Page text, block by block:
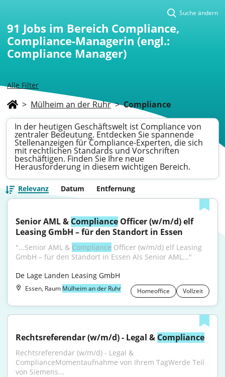
Alle Filter
Suche ändern
91 Jobs im Bereich Compliance,
Compliance-Managerin (engl.:
Compliance Manager)
> Mülheim an der Ruhr > Compliance
In der heutigen Geschäftswelt ist Compliance von
zentraler Bedeutung. Entdecken Sie spannende
Stellenanzeigen für Compliance-Experten, die sich
mit rechtlichen Standards und Vorschriften
beschäftigen. Finden Sie Ihre neue
Herausforderung in diesem wichtigen Bereich.
Relevanz Datum Entfernung
Senior AML & Compliance Officer (w/m/d) elf
Leasing GmbH – für den Standort in Essen
"...Senior AML & Compliance Officer (w/m/d) elf Leasing
GmbH – für den Standort in Essen Als Senior AML..."
De Lage Landen Leasing GmbH
Essen, Raum Mülheim an der Ruhr Homeoffice Vollzeit
Rechtsreferendar (w/m/d) - Legal & Compliance
Rechtsreferendar (w/m/d) - Legal &
ComplianceMomentaufnahme von Ihrem TagWerde Teil
von Siemens...